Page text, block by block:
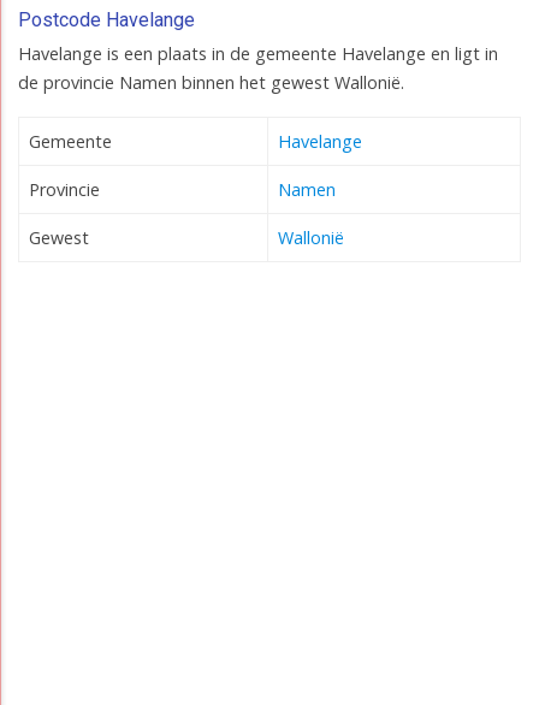
Postcode Havelange
Havelange is een plaats in de gemeente Havelange en ligt in
de provincie Namen binnen het gewest Wallonië.
Gemeente Havelange
Provincie Namen
Gewest Wallonië